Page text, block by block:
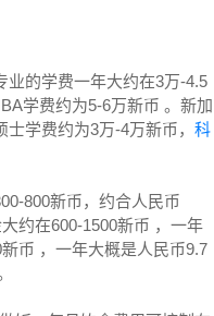
业的学费一年大约在3万-4.5
学费约为5-6万新币 。新加
学费约为3万-4万新币， 科
800新币，约合人民币
约在600-1500新币 ，一年
币 ，一年大概是人民币9.7